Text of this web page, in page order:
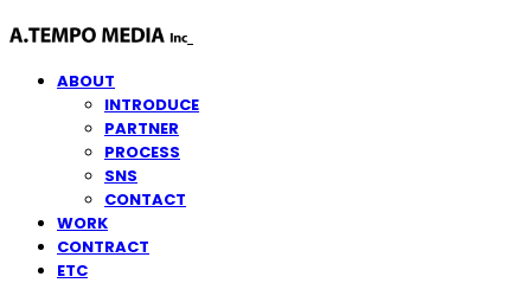
ABOUT
INTRODUCE
PARTNER
PROCESS
SNS
CONTACT
WORK
CONTRACT
ETC